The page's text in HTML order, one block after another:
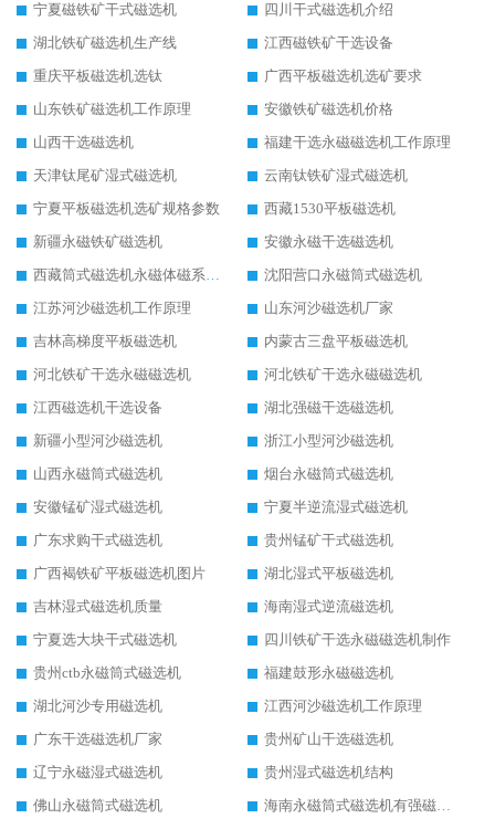
宁夏磁铁矿干式磁选机
四川干式磁选机介绍
湖北铁矿磁选机生产线
江西磁铁矿干选设备
重庆平板磁选机选钛
广西平板磁选机选矿要求
山东铁矿磁选机工作原理
安徽铁矿磁选机价格
山西干选磁选机
福建干选永磁磁选机工作原理
天津钛尾矿湿式磁选机
云南钛铁矿湿式磁选机
宁夏平板磁选机选矿规格参数
西藏1530平板磁选机
新疆永磁铁矿磁选机
安徽永磁干选磁选机
西藏筒式磁选机永磁体磁系设计
沈阳营口永磁筒式磁选机
江苏河沙磁选机工作原理
山东河沙磁选机厂家
吉林高梯度平板磁选机
内蒙古三盘平板磁选机
河北铁矿干选永磁磁选机
河北铁矿干选永磁磁选机
江西磁选机干选设备
湖北强磁干选磁选机
新疆小型河沙磁选机
浙江小型河沙磁选机
山西永磁筒式磁选机
烟台永磁筒式磁选机
安徽锰矿湿式磁选机
宁夏半逆流湿式磁选机
广东求购干式磁选机
贵州锰矿干式磁选机
广西褐铁矿平板磁选机图片
湖北湿式平板磁选机
吉林湿式磁选机质量
海南湿式逆流磁选机
宁夏选大块干式磁选机
四川铁矿干选永磁磁选机制作
贵州ctb永磁筒式磁选机
福建鼓形永磁磁选机
湖北河沙专用磁选机
江西河沙磁选机工作原理
广东干选磁选机厂家
贵州矿山干选磁选机
辽宁永磁湿式磁选机
贵州湿式磁选机结构
佛山永磁筒式磁选机
海南永磁筒式磁选机有强磁的吗